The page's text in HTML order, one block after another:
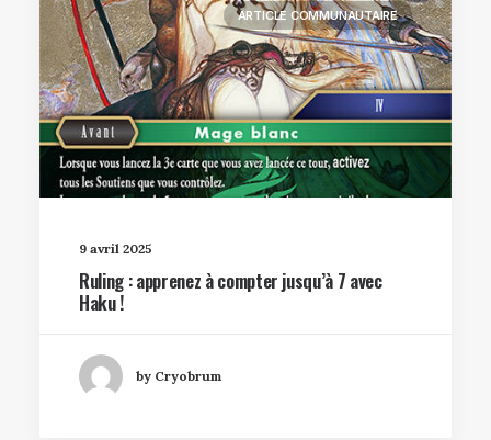
ARTICLE COMMUNAUTAIRE
9 avril 2025
Ruling : apprenez à compter jusqu’à 7 avec
Haku !
by Cryobrum